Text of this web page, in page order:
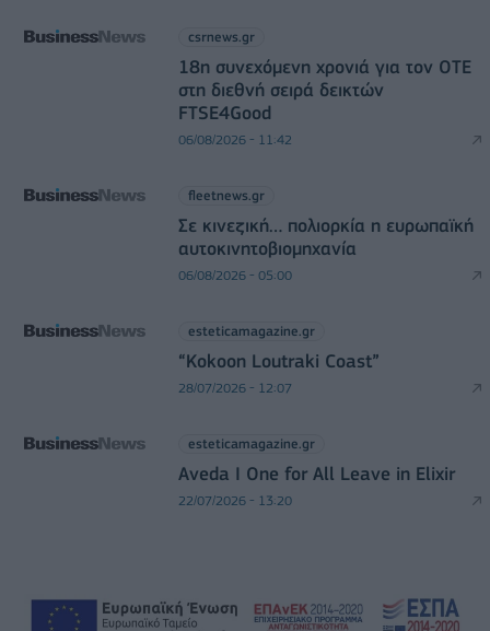
csrnews.gr
18η συνεχόμενη χρονιά για τον ΟΤΕ
στη διεθνή σειρά δεικτών
FTSE4Good
06/08/2026 - 11:42
fleetnews.gr
Σε κινεζική… πολιορκία η ευρωπαϊκή
αυτοκινητοβιομηχανία
06/08/2026 - 05:00
esteticamagazine.gr
“Kokoon Loutraki Coast”
28/07/2026 - 12:07
esteticamagazine.gr
Aveda I One for All Leave in Elixir
22/07/2026 - 13:20